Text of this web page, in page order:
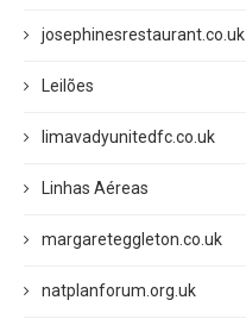
josephinesrestaurant.co.uk
Leilões
limavadyunitedfc.co.uk
Linhas Aéreas
margareteggleton.co.uk
natplanforum.org.uk